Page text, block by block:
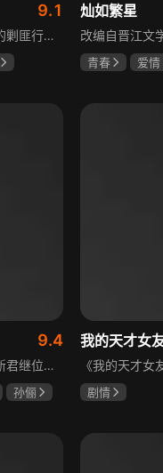
9.1
该剧以建国初期的剿匪行动为背景，讲述中国人民解放军西线小分队追击黑山寺国民党残部的故事。小分队在执行任务过程中，严格遵照上级指示，既要完成军事目标，又全力保护沿途百姓的生命财产安全，同时对残部人员采取劝降与救治相结合的策略。最终，小分队成功控制了区域内的疫情，救出了愿意投诚的士兵，圆满完成了剿匪解救任务，展现了解放军的优良作风与使命担当。
灿如繁星
青春
爱情
9.4
满清雍正元年，新君继位后朝堂看似祥和实则暗流涌动，后宫华妃与皇后分庭抗礼，各方势力裹挟其中凶险异常，太后主持选秀拉开帷幕，大理寺少卿甄远道长女甄嬛意外得雍正赏识步入皇宫，在皇后与华妃的夹击下，甄嬛小心周旋忍辱负重，不得不用智慧保护自己，一次次卷入残酷宫闱斗争。
孙俪
我的天才女
剧情